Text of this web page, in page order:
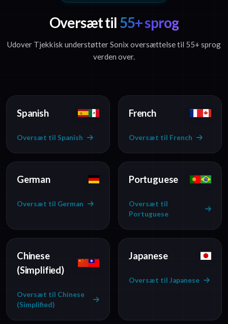
Oversæt til 55+ sprog
Udover Tjekkisk understøtter Sonix oversættelse til 55+ sprog
verden over.
Spanish
Oversæt til Spanish
French
Oversæt til French
German
Oversæt til German
Portuguese
Oversæt til
Portuguese
Chinese
(Simplified)
Oversæt til Chinese
(Simplified)
Japanese
Oversæt til Japanese